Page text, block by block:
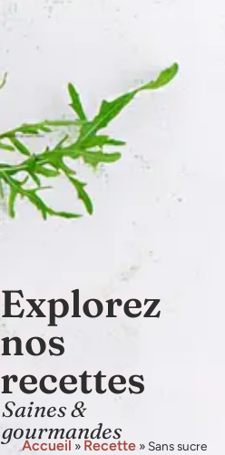
Explorez
nos
recettes
Saines &
gourmandes
Accueil » Recette » Sans sucre